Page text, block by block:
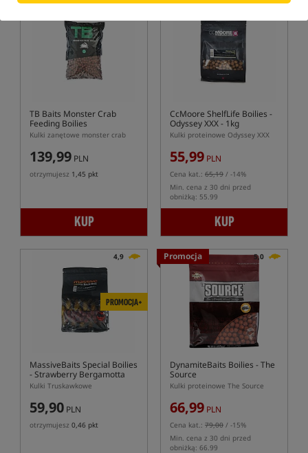
5,0
TB Baits Monster Crab
Feeding Boilies
Kulki zanętowe monster crab
139,99 PLN
otrzymujesz 1,45 pkt
KUP
Promocja 4,9
CcMoore ShelfLife Boilies -
Odyssey XXX - 1kg
Kulki proteinowe Odyssey XXX
55,99 PLN
Cena kat.: 65,19 / -14%
Min. cena z 30 dni przed
obniżką: 55.99
KUP
4,9
PROMOCJA+
MassiveBaits Special Boilies
- Strawberry Bergamotta
Kulki Truskawkowe
59,90 PLN
otrzymujesz 0,46 pkt
Promocja 5,0
DynamiteBaits Boilies - The
Source
Kulki proteinowe The Source
66,99 PLN
Cena kat.: 79,00 / -15%
Min. cena z 30 dni przed
obniżką: 66.99